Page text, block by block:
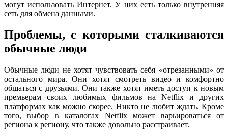
могут использовать Интернет. У них есть только внутренняя
сеть для обмена данными.
Проблемы, с которыми сталкиваются
обычные люди
Обычные люди не хотят чувствовать себя «отрезанными» от
остального мира. Они хотят смотреть видео и комфортно
общаться с друзьями. Они также хотят иметь доступ к новым
премьерам своих любимых фильмов на Netflix и других
платформах как можно скорее. Никто не любит ждать. Кроме
того, выбор в каталогах Netflix может варьироваться от
региона к региону, что также довольно расстраивает.